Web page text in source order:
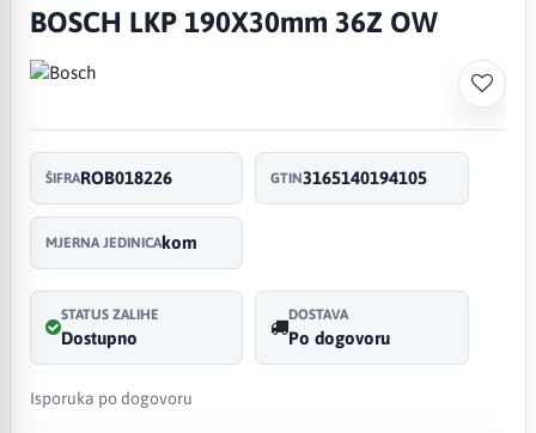
BOSCH LKP 190X30mm 36Z OW
ŠIFRAROB018226 GTIN3165140194105
MJERNA JEDINICAkom
STATUS ZALIHE
Dostupno
DOSTAVA
Po dogovoru
Isporuka po dogovoru